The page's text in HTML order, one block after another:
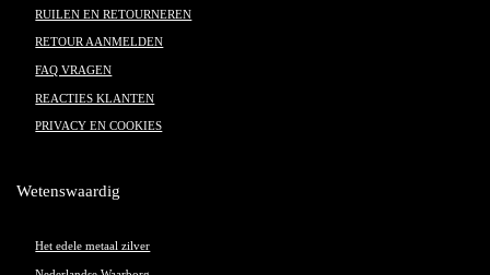
RUILEN EN RETOURNEREN
RETOUR AANMELDEN
FAQ VRAGEN
REACTIES KLANTEN
PRIVACY EN COOKIES
Wetenswaardig
Het edele metaal zilver